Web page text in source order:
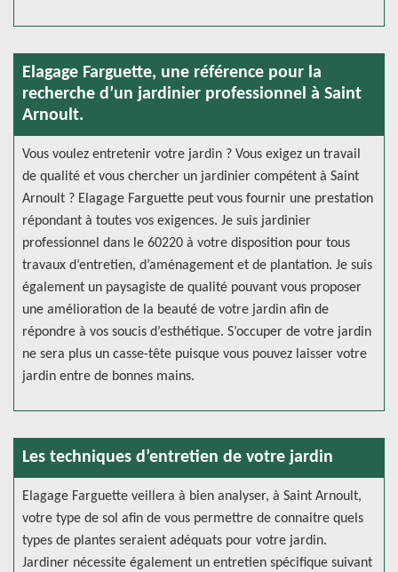
Elagage Farguette, une référence pour la
recherche d’un jardinier professionnel à Saint
Arnoult.
Vous voulez entretenir votre jardin ? Vous exigez un travail
de qualité et vous chercher un jardinier compétent à Saint
Arnoult ? Elagage Farguette peut vous fournir une prestation
répondant à toutes vos exigences. Je suis jardinier
professionnel dans le 60220 à votre disposition pour tous
travaux d’entretien, d’aménagement et de plantation. Je suis
également un paysagiste de qualité pouvant vous proposer
une amélioration de la beauté de votre jardin afin de
répondre à vos soucis d’esthétique. S’occuper de votre jardin
ne sera plus un casse-tête puisque vous pouvez laisser votre
jardin entre de bonnes mains.
Les techniques d’entretien de votre jardin
Elagage Farguette veillera à bien analyser, à Saint Arnoult,
votre type de sol afin de vous permettre de connaitre quels
types de plantes seraient adéquats pour votre jardin.
Jardiner nécessite également un entretien spécifique suivant